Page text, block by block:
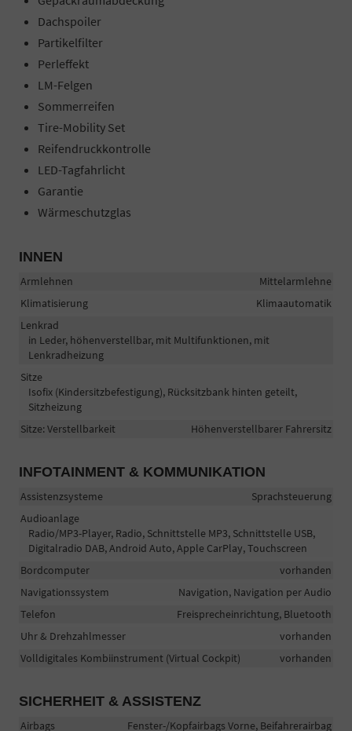
Dachspoiler
Partikelfilter
Perleffekt
LM-Felgen
Sommerreifen
Tire-Mobility Set
Reifendruckkontrolle
LED-Tagfahrlicht
Garantie
Wärmeschutzglas
INNEN
Armlehnen
Mittelarmlehne
Klimatisierung
Klimaautomatik
Lenkrad
in Leder, höhenverstellbar, mit Multifunktionen, mit
Lenkradheizung
Sitze
Isofix (Kindersitzbefestigung), Rücksitzbank hinten geteilt,
Sitzheizung
Sitze: Verstellbarkeit
Höhenverstellbarer Fahrersitz
INFOTAINMENT & KOMMUNIKATION
Assistenzsysteme
Sprachsteuerung
Audioanlage
Radio/MP3-Player, Radio, Schnittstelle MP3, Schnittstelle USB,
Digitalradio DAB, Android Auto, Apple CarPlay, Touchscreen
Bordcomputer
vorhanden
Navigationssystem
Navigation, Navigation per Audio
Telefon
Freisprecheinrichtung, Bluetooth
Uhr & Drehzahlmesser
vorhanden
Volldigitales Kombiinstrument (Virtual Cockpit)
vorhanden
SICHERHEIT & ASSISTENZ
Airbags Fenster-/Kopfairbags Vorne, Beifahrerairbag